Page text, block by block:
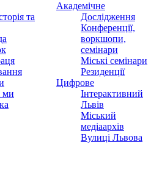
та
ми
Академічне
Дослідження
Конференції,
воркшопи,
семінари
Міські семінари
Резиденції
Цифрове
Інтерактивний
Львів
Міський
медіаархів
Вулиці Львова